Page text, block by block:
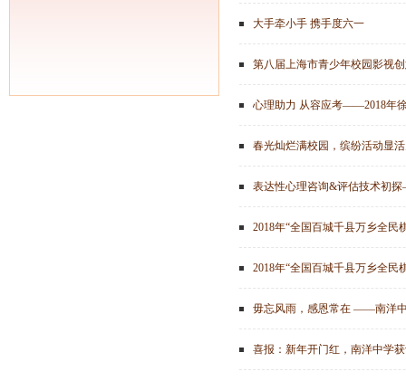
大手牵小手 携手度六一
第八届上海市青少年校园影视
心理助力 从容应考——2018年
春光灿烂满校园，缤纷活动显
表达性心理咨询&评估技术初
毋忘风雨，感恩常在 ——南洋
喜报：新年开门红，南洋中学